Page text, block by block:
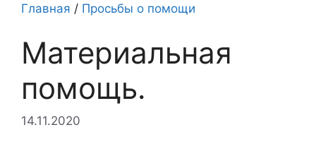
Главная / Просьбы о помощи
Материальная
помощь.
14.11.2020